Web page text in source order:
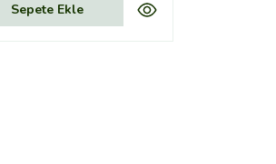
Sepete Ekle